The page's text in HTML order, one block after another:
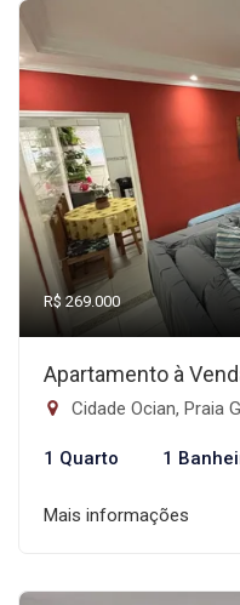
R$ 269.000
Apartamento à
Cidade Ocian, Praia
1 Quarto 1
Mais informações